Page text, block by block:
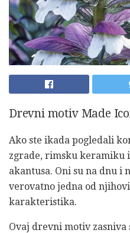
Drevni motiv Made
Ako ste ikada pogledali
zgrade, rimsku keramiku
akantusa. Oni su na dnu
verovatno jedna od
karakteristika.
Ovaj drevni motiv